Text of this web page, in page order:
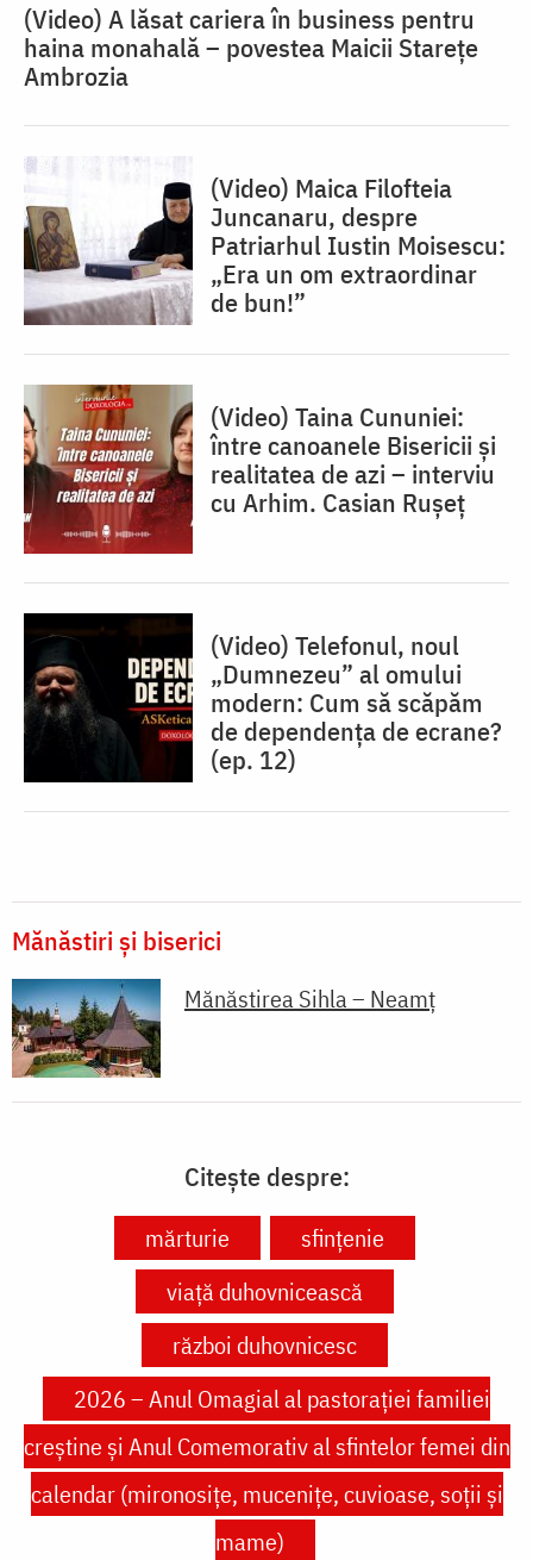
(Video) A lăsat cariera în business pentru
haina monahală – povestea Maicii Starețe
Ambrozia
(Video) Maica Filofteia
Juncanaru, despre
Patriarhul Iustin Moisescu:
„Era un om extraordinar
de bun!”
(Video) Taina Cununiei:
între canoanele Bisericii și
realitatea de azi – interviu
cu Arhim. Casian Rușeț
(Video) Telefonul, noul
„Dumnezeu” al omului
modern: Cum să scăpăm
de dependența de ecrane?
(ep. 12)
Mănăstiri și biserici
Mănăstirea Sihla – Neamț
Citește despre:
mărturie
sfințenie
viață duhovnicească
război duhovnicesc
2026 – Anul Omagial al pastorației familiei
creștine și Anul Comemorativ al sfintelor femei din
calendar (mironosițe, mucenițe, cuvioase, soții și
mame)